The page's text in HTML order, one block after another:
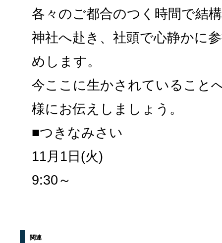
各々のご都合のつく時間で結
神社へ赴き、社頭で心静かに
めします。
今ここに生かされていること
様にお伝えしましょう。
■つきなみさい
11月1日(火)
9:30～
関連